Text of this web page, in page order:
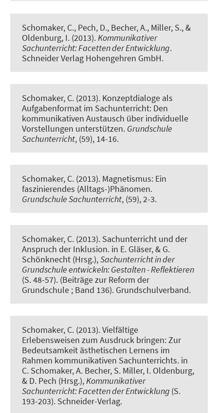
Schomaker, C., Pech, D., Becher, A., Miller, S., &
Oldenburg, I. (2013). Kommunikativer
Sachunterricht: Facetten der Entwicklung.
Schneider Verlag Hohengehren GmbH.
Schomaker, C. (2013). Konzeptdialoge als
Aufgabenformat im Sachunterricht: Den
kommunikativen Austausch über individuelle
Vorstellungen unterstützen. Grundschule
Sachunterricht, (59), 14-16.
Schomaker, C. (2013). Magnetismus: Ein
faszinierendes (Alltags-)Phänomen.
Grundschule Sachunterricht, (59), 2-3.
Schomaker, C. (2013). Sachunterricht und der
Anspruch der Inklusion. in E. Gläser, & G.
Schönknecht (Hrsg.),Sachunterricht in der
Grundschule entwickeln: Gestalten - Reflektieren
(S. 48-57). (Beiträge zur Reform der
Grundschule ; Band 136). Grundschulverband.
Schomaker, C. (2013).Vielfältige
Erlebensweisen zum Ausdruck bringen: Zur
Bedeutsamkeit ästhetischen Lernens im
Rahmen kommunikativen Sachunterrichts. in
C. Schomaker, A. Becher, S. Miller, I. Oldenburg,
& D. Pech (Hrsg.),Kommunikativer
Sachunterricht: Facetten der Entwicklung (S.
193-203). Schneider-Verlag.